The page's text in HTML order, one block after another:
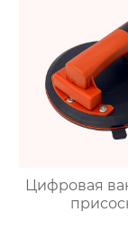
Цифровая